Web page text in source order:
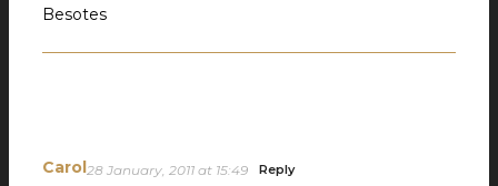
Besotes
Carol28 January, 2011 at 15:49 Reply